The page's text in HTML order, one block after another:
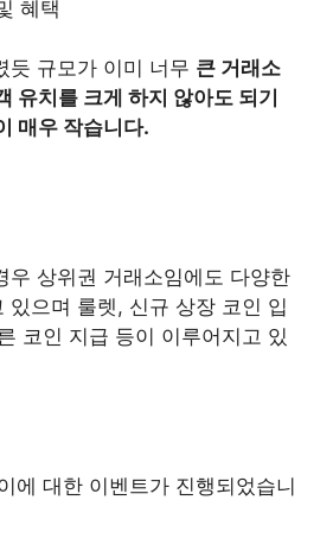
혜택
듯 규모가 이미 너무 큰 거래소
유치를 크게 하지 않아도 되기
매우 작습니다.
우 상위권 거래소임에도 다양한
있으며 룰렛, 신규 상장 코인 입
코인 지급 등이 이루어지고 있
에 대한 이벤트가 진행되었습니